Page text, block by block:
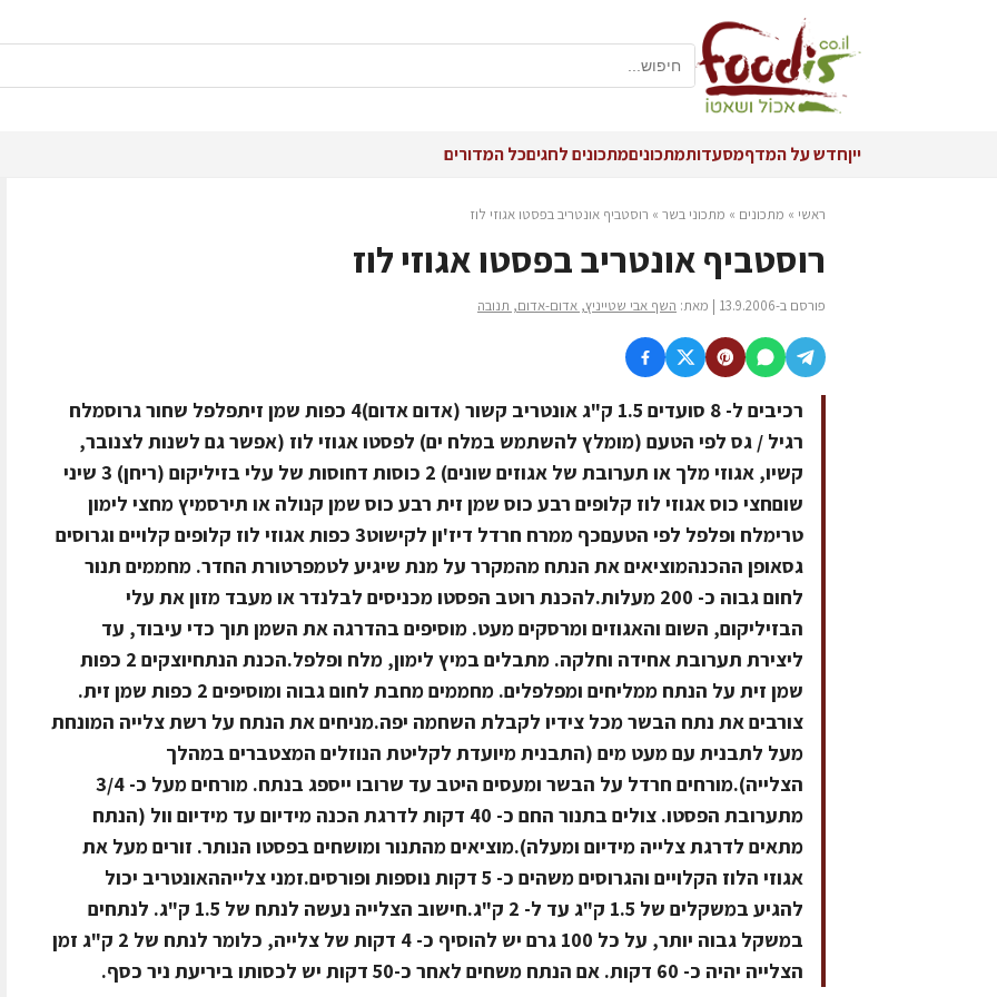
ייןחדש על המדףמסעדותמתכוניםמתכונים לחגיםכל המדורים
ראשי » מתכונים » מתכוני בשר » רוסטביף אונטריב בפסטו אגוזי לוז
רוסטביף אונטריב בפסטו אגוזי לוז
פורסם ב-13.9.2006 | מאת: השף אבי שטייניץ, אדום-אדום, תנובה
רכיבים ל- 8 סועדים 1.5 ק"ג אונטריב קשור (אדום אדום)4 כפות שמן זיתפלפל שחור גרוסמלח
רגיל / גס לפי הטעם (מומלץ להשתמש במלח ים) לפסטו אגוזי לוז (אפשר גם לשנות לצנובר,
קשיו, אגוזי מלך או תערובת של אגוזים שונים) 2 כוסות דחוסות של עלי בזיליקום (ריחן) 3 שיני
שוםחצי כוס אגוזי לוז קלופים רבע כוס שמן זית רבע כוס שמן קנולה או תירסמיץ מחצי לימון
טרימלח ופלפל לפי הטעםכף ממרח חרדל דיז'ון לקישוט3 כפות אגוזי לוז קלופים קלויים וגרוסים
גסאופן ההכנהמוציאים את הנתח מהמקרר על מנת שיגיע לטמפרטורת החדר. מחממים תנור
לחום גבוה כ- 200 מעלות.להכנת רוטב הפסטו מכניסים לבלנדר או מעבד מזון את עלי
הבזיליקום, השום והאגוזים ומרסקים מעט. מוסיפים בהדרגה את השמן תוך כדי עיבוד, עד
ליצירת תערובת אחידה וחלקה. מתבלים במיץ לימון, מלח ופלפל.הכנת הנתחיוצקים 2 כפות
שמן זית על הנתח ממליחים ומפלפלים. מחממים מחבת לחום גבוה ומוסיפים 2 כפות שמן זית.
צורבים את נתח הבשר מכל צידיו לקבלת השחמה יפה.מניחים את הנתח על רשת צלייה המונחת
מעל לתבנית עם מעט מים (התבנית מיועדת לקליטת הנוזלים המצטברים במהלך
הצלייה).מורחים חרדל על הבשר ומעסים היטב עד שרובו ייספג בנתח. מורחים מעל כ- 3/4
מתערובת הפסטו. צולים בתנור החם כ- 40 דקות לדרגת הכנה מידיום עד מידיום וול (הנתח
מתאים לדרגת צלייה מידיום ומעלה).מוציאים מהתנור ומושחים בפסטו הנותר. זורים מעל את
אגוזי הלוז הקלויים והגרוסים משהים כ- 5 דקות נוספות ופורסים.זמני צלייההאונטריב יכול
להגיע במשקלים של 1.5 ק"ג עד ל- 2 ק"ג.חישוב הצלייה נעשה לנתח של 1.5 ק"ג. לנתחים
במשקל גבוה יותר, על כל 100 גרם יש להוסיף כ- 4 דקות של צלייה, כלומר לנתח של 2 ק"ג זמן
הצלייה יהיה כ- 60 דקות. אם הנתח משחים לאחר כ-50 דקות יש לכסותו ביריעת ניר כסף.